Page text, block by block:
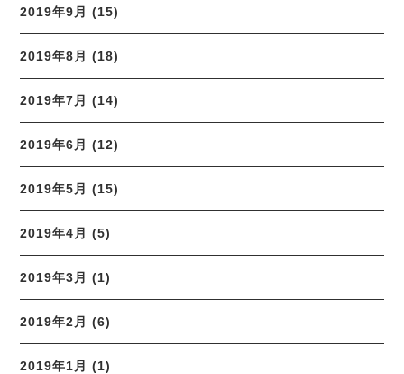
2019年9月 (15)
2019年8月 (18)
2019年7月 (14)
2019年6月 (12)
2019年5月 (15)
2019年4月 (5)
2019年3月 (1)
2019年2月 (6)
2019年1月 (1)